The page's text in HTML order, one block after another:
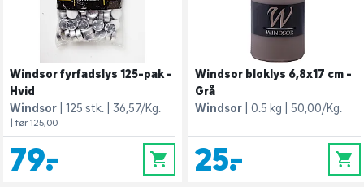
Windsor fyrfadslys 125-pak -
Hvid
Windsor
125 stk. 36,57/Kg.
| før 125,00
79,- 0
Windsor bloklys 6,8x17 cm -
Grå
Windsor
0.5 kg 50,00/Kg.
25,- 0